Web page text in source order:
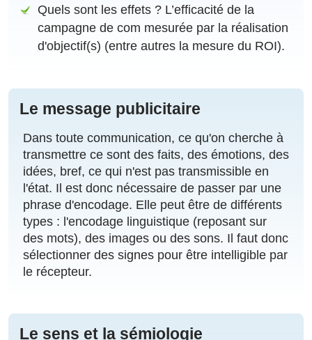
Quels sont les effets ? L’efficacité de la
campagne de com mesurée par la réalisation
d'objectif(s) (entre autres la mesure du ROI).
Le message publicitaire
Dans toute communication, ce qu'on cherche à
transmettre ce sont des faits, des émotions, des
idées, bref, ce qui n'est pas transmissible en
l'état. Il est donc nécessaire de passer par une
phrase d'encodage. Elle peut être de différents
types : l'encodage linguistique (reposant sur
des mots), des images ou des sons. Il faut donc
sélectionner des signes pour être intelligible par
le récepteur.
Le sens et la sémiologie